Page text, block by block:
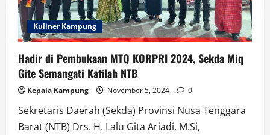
Kuliner Kampung
Hadir di Pembukaan MTQ KORPRI 2024, Sekda Miq
Gite Semangati Kafilah NTB
Kepala Kampung November 5, 2024 0
Sekretaris Daerah (Sekda) Provinsi Nusa Tenggara
Barat (NTB) Drs. H. Lalu Gita Ariadi, M.Si,